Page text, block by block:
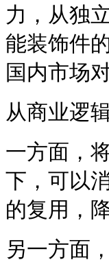
力，从独
能装饰件
国内市场
从商业逻
一方面，
下，可以
的复用，
另一方面